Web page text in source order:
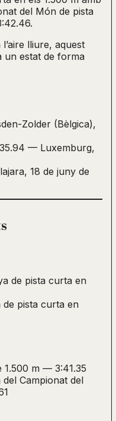
del Món de pista
lliure, aquest
un estat de forma
Zolder (Bèlgica),
— Luxemburg,
18 de juny de
de pista curta en
de pista curta en
1.500 m — 3:41.35
Campionat del